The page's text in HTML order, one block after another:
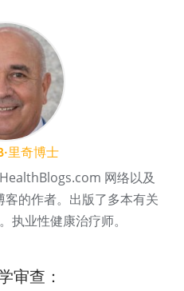
里奇博士
网络以及
的作者。出版了多本有关
执业性健康治疗师。
审查：